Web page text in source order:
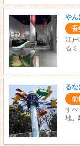
やん
吾
江戸
るミ
るな
前
すべ
地。